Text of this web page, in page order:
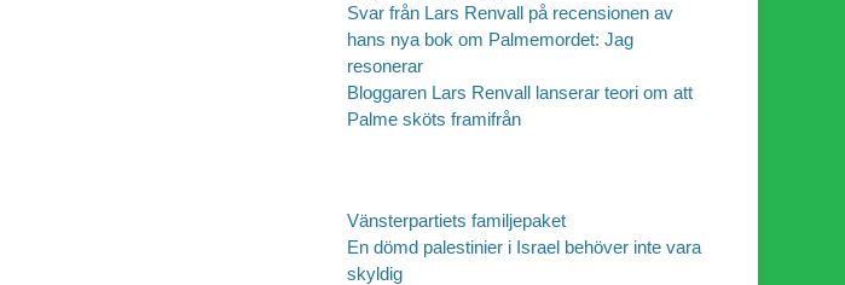
Svar från Lars Renvall på recensionen av
hans nya bok om Palmemordet: Jag
resonerar
Bloggaren Lars Renvall lanserar teori om att
Palme sköts framifrån
Vänsterpartiets familjepaket
En dömd palestinier i Israel behöver inte vara
skyldig